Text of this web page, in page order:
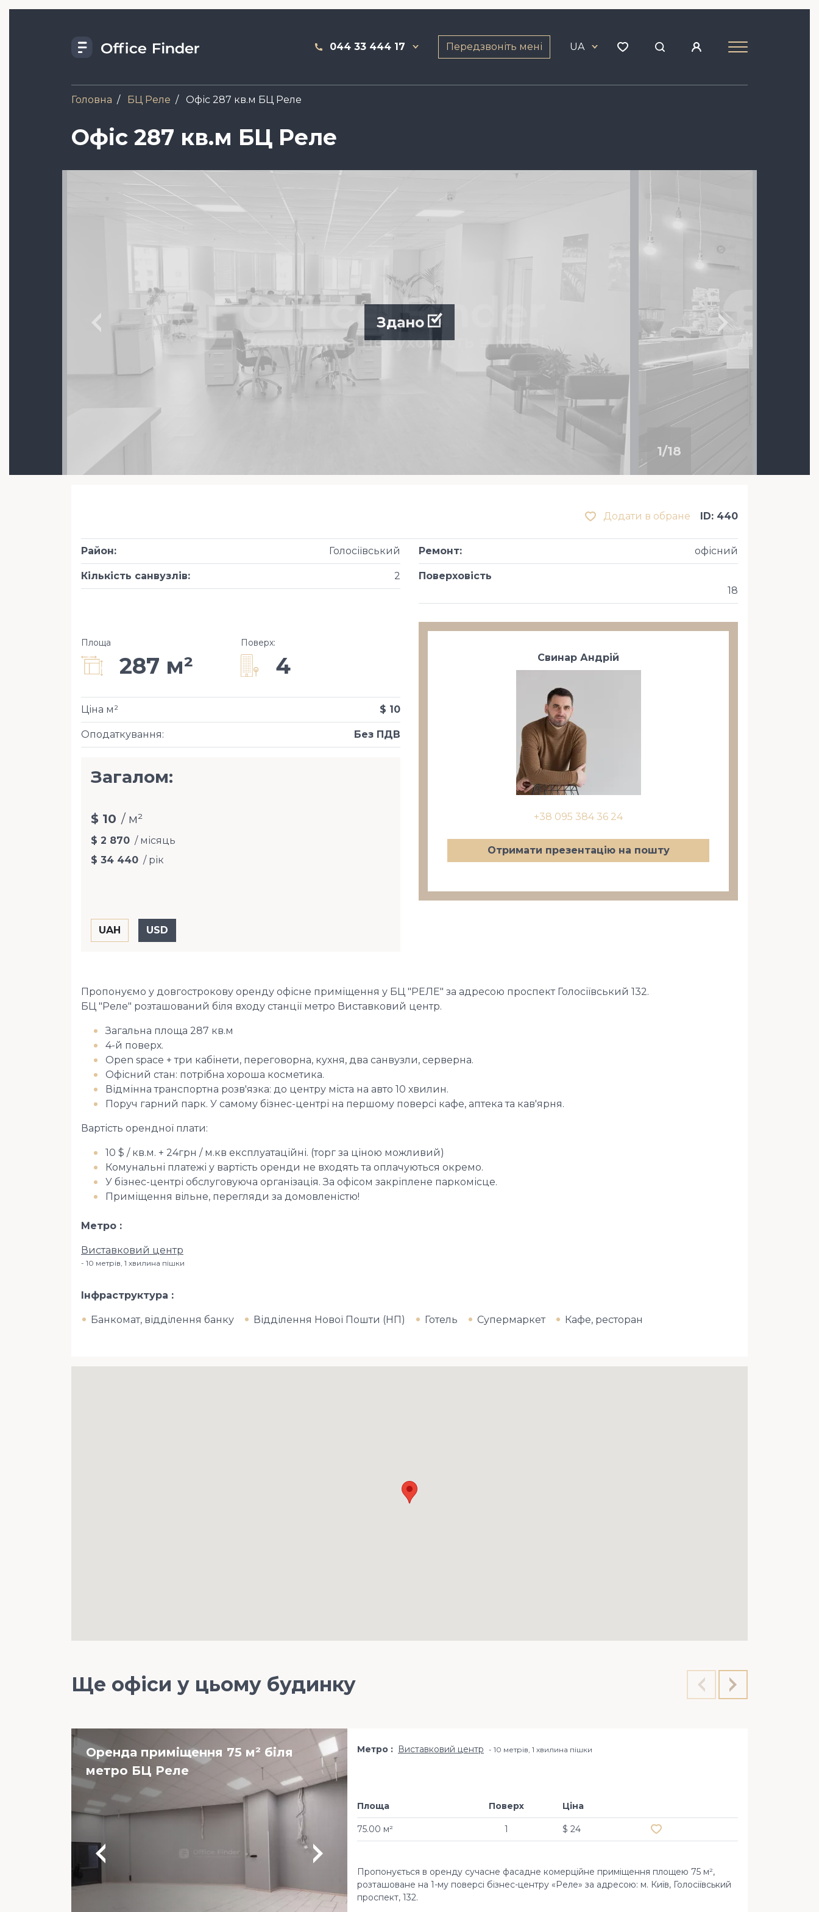
044 33 444 17 Передзвоніть мені UA
Головна БЦ Реле Офіс 287 кв.м БЦ Реле
Офіс 287 кв.м БЦ Реле
1/18
Здано
Додати в обране ID: 440
Район: Голосіївський
Кількість санвузлів: 2
Ремонт: офісний
Поверховість
18
Площа
287 м²
Поверх:
4
Оподаткування: Без ПДВ
Ціна м² $ 10
Загалом:
$ 10 / м²
$ 2 870 / місяць
$ 34 440 / рік
Свинар Андрій
+38 095 384 36 24
Отримати презентацію на пошту
Пропонуємо у довгострокову оренду офісне приміщення у БЦ "РЕЛЕ" за адресою проспект Голосіївський 132.
БЦ "Реле" розташований біля входу станції метро Виставковий центр.
Загальна площа 287 кв.м
4-й поверх.
Open space + три кабінети, переговорна, кухня, два санвузли, серверна.
Офісний стан: потрібна хороша косметика.
Відмінна транспортна розв'язка: до центру міста на авто 10 хвилин.
Поруч гарний парк. У самому бізнес-центрі на першому поверсі кафе, аптека та кав'ярня.
Вартість орендної плати:
10 $ / кв.м. + 24грн / м.кв експлуатаційні. (торг за ціною можливий)
Комунальні платежі у вартість оренди не входять та оплачуються окремо.
У бізнес-центрі обслуговуюча організація. За офісом закріплене паркомісце.
Приміщення вільне, перегляди за домовленістю!
Метро
Виставковий центр
10 метрів, 1 хвилина пішки
Інфраструктура
Банкомат, відділення банку Відділення Нової Пошти (НП) Готель Супермаркет Кафе, ресторан
Ще офіси у цьому будинку
Оренда приміщення 75 м² біля
метро БЦ Реле
Метро Виставковий центр 10 метрів, 1 хвилина пішки
Площа
75.00 м²
Поверх
1
Ціна
$ 24
Пропонується в оренду сучасне фасадне комерційне приміщення площею 75 м²,
розташоване на 1-му поверсі бізнес-центру «Реле» за адресою: м. Київ, Голосіївський
проспект, 132.